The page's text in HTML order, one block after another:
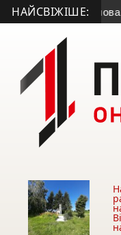
НАЙСВІЖІШЕ:
• Міський голова